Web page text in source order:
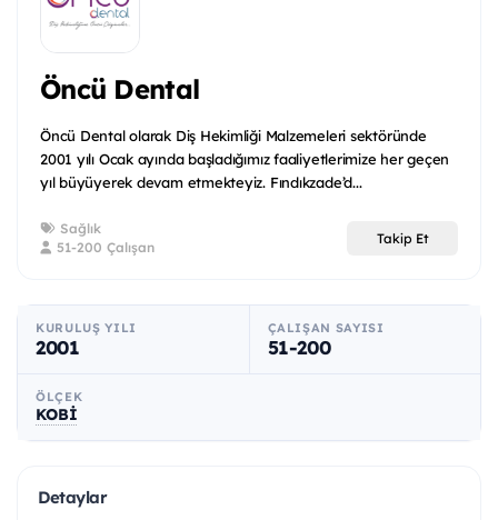
Öncü Dental
Öncü Dental olarak Diş Hekimliği Malzemeleri sektöründe
2001 yılı Ocak ayında başladığımız faaliyetlerimize her geçen
yıl büyüyerek devam etmekteyiz. Fındıkzade’d...
Sağlık
51-200 Çalışan
Takip Et
KURULUŞ YILI
2001
ÇALIŞAN SAYISI
51-200
ÖLÇEK
KOBİ
Detaylar